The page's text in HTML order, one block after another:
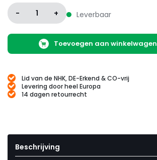
- 1 + Leverbaar
Toevoegen aan winkelwagen
Lid van de NHK, DE-Erkend & CO-vrij
Levering door heel Europa
14 dagen retourrecht
Beschrijving